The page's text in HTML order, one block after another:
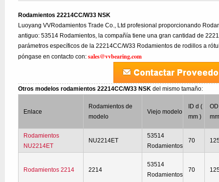
Rodamientos 22214CC/W33 NSK
Luoyang VVRodamientos Trade Co., Ltd profesional proporcionando
antiguo: 53514 Rodamientos, la compañía tiene una gran cantidad de
parámetros específicos de la 22214CC/W33 Rodamientos de rodillos a
póngase en contacto con:sales@vvbearing.com
Otros modelos rodamientos 22214CC/W33 NSKdel mismo tamaño:
Enlace
Rodamientos de
modelo
Viejo modelo
ID d (
mm )
Rodamientos
NU2214ET
NU2214ET
53514
Rodamientos
70
Rodamientos 2214 2214
53514
Rodamientos
70